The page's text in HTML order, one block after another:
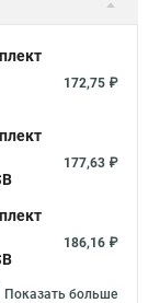
172,75 ₽
177,63 ₽
186,16 ₽
Показать больше